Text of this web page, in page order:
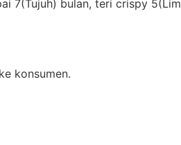
7(Tujuh) bulan, teri crispy
konsumen.